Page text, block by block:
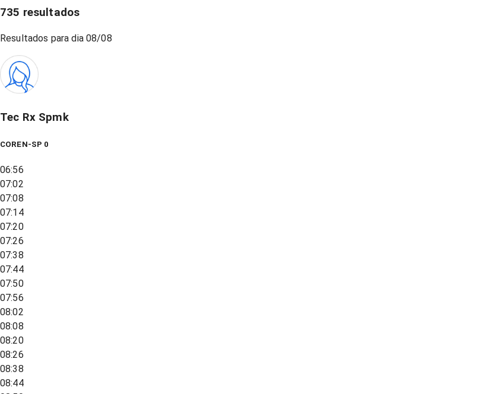
735 resultados
Resultados para dia 08/08
Tec Rx Spmk
COREN-SP 0
06:56
07:02
07:08
07:14
07:20
07:26
07:38
07:44
07:50
07:56
08:02
08:08
08:20
08:26
08:38
08:44